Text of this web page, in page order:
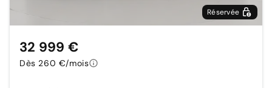
Réservée
32 999 €
Dès 260 €/mois